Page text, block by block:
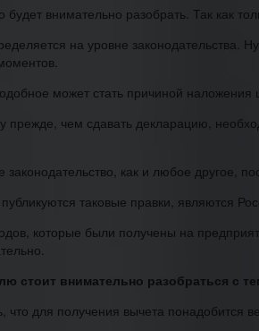
внимательно разобрать. Так как
на уровне законодательства.
может стать причиной
прежде, чем сдавать декларацию,
законодательство, как и любое другое,
таковые правки, являются
которые были получены на
стоит внимательно разобраться с
что для получения вычета